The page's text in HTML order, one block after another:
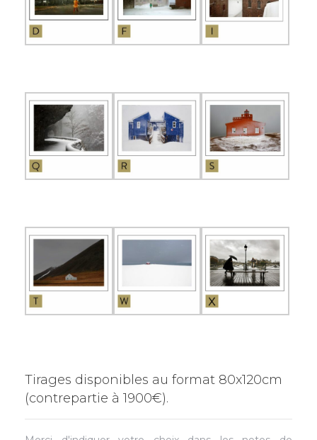
Tirages disponibles au format 80x120cm
(contrepartie à 1900€).